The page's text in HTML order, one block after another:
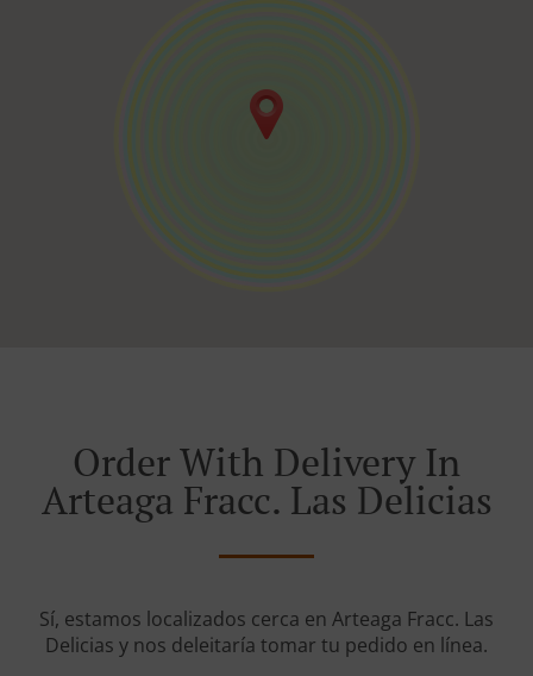
Order With Delivery In
Arteaga Fracc. Las Delicias
Sí, estamos localizados cerca en Arteaga Fracc. Las
Delicias y nos deleitaría tomar tu pedido en línea.